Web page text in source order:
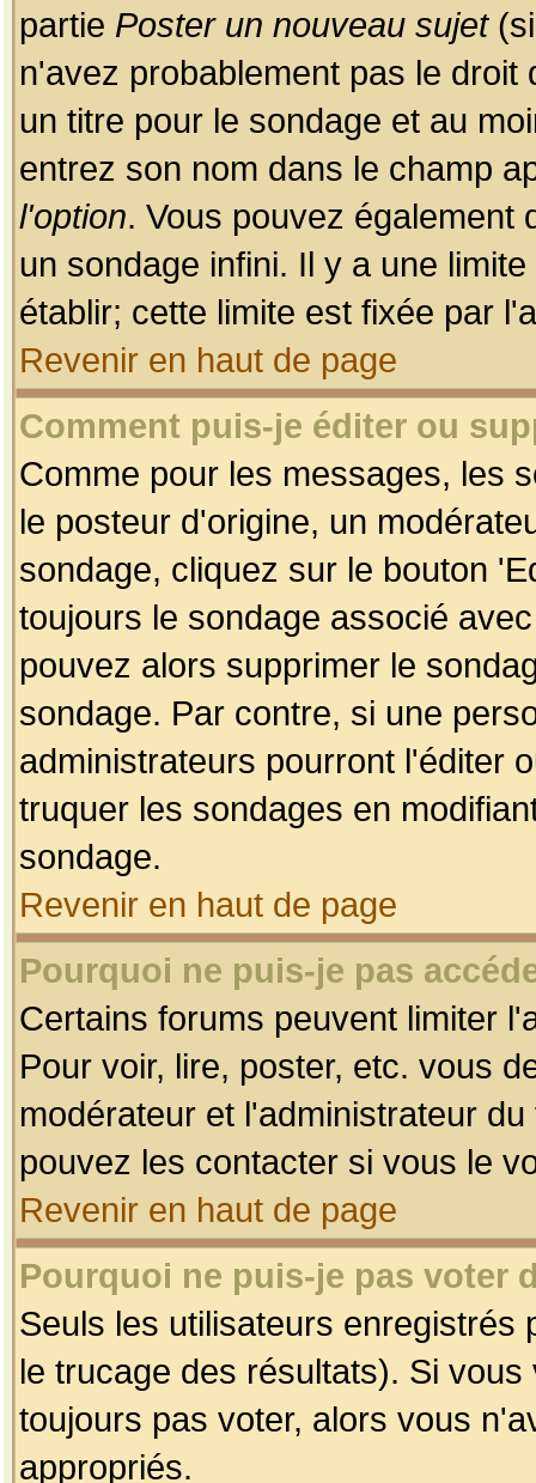
partie Poster un nouveau sujet(si
n'avez probablement pas le
un titre pour le sondage et au
entrez son nom dans le champ
l'option. Vous pouvez également
un sondage infini. Il y a une
établir; cette limite est fixée par
Revenir en haut de page
Comment puis-je éditer ou
Comme pour les messages, les
le posteur d'origine, un
sondage, cliquez sur le bouton
toujours le sondage associé
pouvez alors supprimer le
sondage. Par contre, si une
administrateurs pourront l'éditer
truquer les sondages en
sondage.
Revenir en haut de page
Pourquoi ne puis-je pas
Certains forums peuvent limiter
Pour voir, lire, poster, etc. vous
modérateur et l'administrateur
pouvez les contacter si vous le
Revenir en haut de page
Pourquoi ne puis-je pas voter
Seuls les utilisateurs enregistrés
le trucage des résultats). Si
toujours pas voter, alors vous
appropriés.